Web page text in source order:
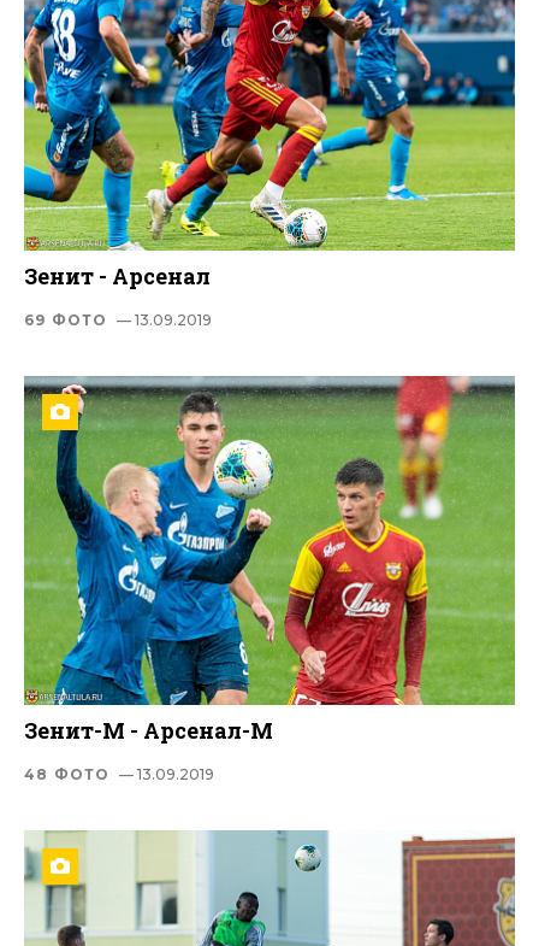
Зенит - Арсенал
69 ФОТО — 13.09.2019
Зенит-М - Арсенал-М
48 ФОТО — 13.09.2019